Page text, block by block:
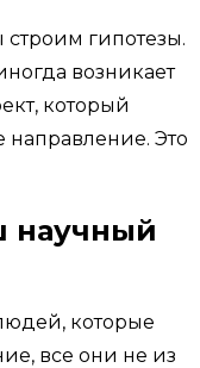
гипотезы.
возникает
который
Это
научный
которые
все они не из